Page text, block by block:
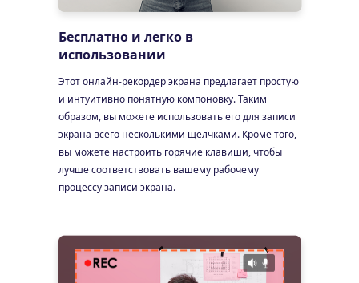
Бесплатно и легко в
использовании
Этот онлайн-рекордер экрана предлагает простую
и интуитивно понятную компоновку. Таким
образом, вы можете использовать его для записи
экрана всего несколькими щелчками. Кроме того,
вы можете настроить горячие клавиши, чтобы
лучше соответствовать вашему рабочему
процессу записи экрана.